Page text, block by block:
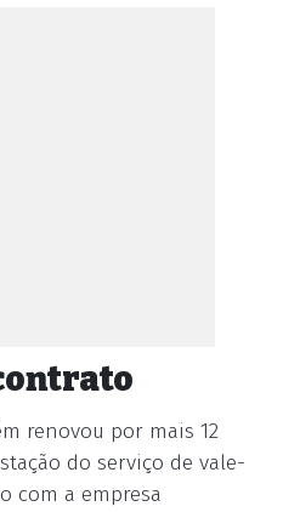
renovou por mais 12
do serviço de vale-
com a empresa